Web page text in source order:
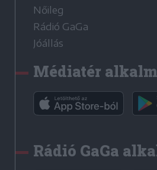
Nőileg
Rádió GaGa
Jóállás
Médiatér
Rádió GaGa